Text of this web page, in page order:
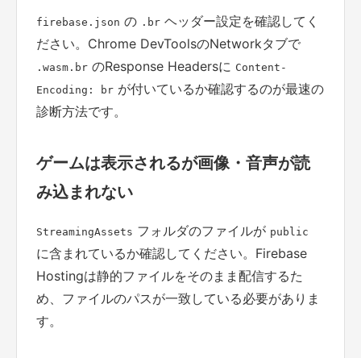
firebase.json の .br ヘッダー設定を確認してく
ださい。Chrome DevToolsのNetworkタブで
.wasm.br のResponse Headersに Content-
Encoding: br が付いているか確認するのが最速の
診断方法です。
ゲームは表示されるが画像・音声が読
み込まれない
StreamingAssets フォルダのファイルが public
に含まれているか確認してください。Firebase
Hostingは静的ファイルをそのまま配信するた
め、ファイルのパスが一致している必要がありま
す。